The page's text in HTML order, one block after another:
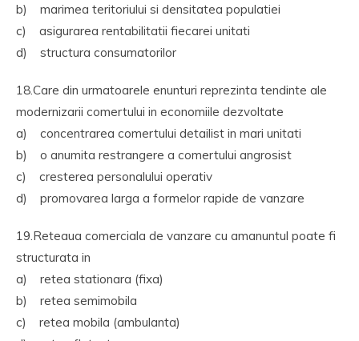
b) marimea teritoriului si densitatea populatiei
c) asigurarea rentabilitatii fiecarei unitati
d) structura consumatorilor
18.Care din urmatoarele enunturi reprezinta tendinte ale
modernizarii comertului in economiile dezvoltate
a) concentrarea comertului detailist in mari unitati
b) o anumita restrangere a comertului angrosist
c) cresterea personalului operativ
d) promovarea larga a formelor rapide de vanzare
19.Reteaua comerciala de vanzare cu amanuntul poate fi
structurata in
a) retea stationara (fixa)
b) retea semimobila
c) retea mobila (ambulanta)